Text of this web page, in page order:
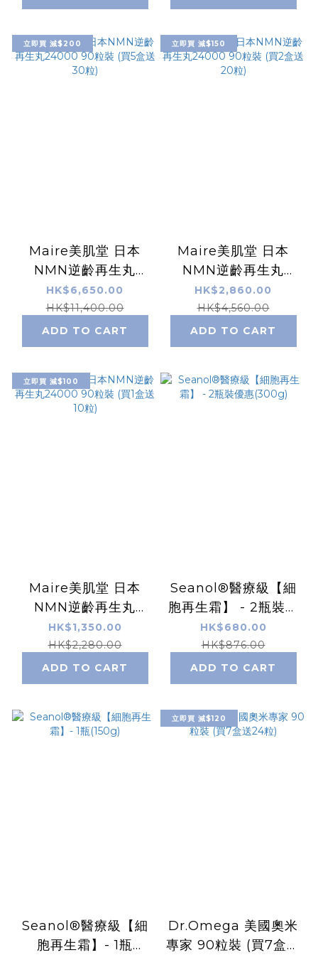
立即買 減$200
Maire美肌堂 日本
NMN逆齡再生丸
24000 90粒裝 (買5
盒送30粒)
HK$6,650.00
HK$11,400.00
ADD TO CART
立即買 減$150
Maire美肌堂 日本
NMN逆齡再生丸
24000 90粒裝 (買2
盒送20粒)
HK$2,860.00
HK$4,560.00
ADD TO CART
立即買 減$100
Maire美肌堂 日本
NMN逆齡再生丸
24000 90粒裝 (買1
盒送10粒)
HK$1,350.00
HK$2,280.00
ADD TO CART
Seanol®醫療級【細
胞再生霜】 - 2瓶裝優
惠(300g)
HK$680.00
HK$876.00
ADD TO CART
Seanol®醫療級【細
胞再生霜】- 1瓶
立即買 減$120
Dr.Omega 美國奧米
專家 90粒裝 (買7盒送